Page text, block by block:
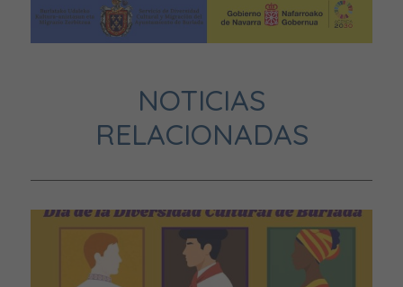
NOTICIAS
RELACIONADAS